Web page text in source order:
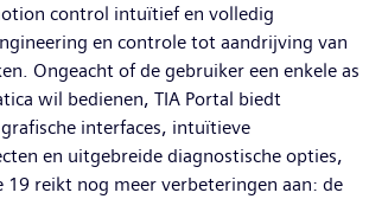
control intuïtief en volledig
en controle tot aandrijving van
Ongeacht of de gebruiker een enkele as
wil bedienen, TIA Portal biedt
interfaces, intuïtieve
en uitgebreide diagnostische opties,
19 reikt nog meer verbeteringen aan: de